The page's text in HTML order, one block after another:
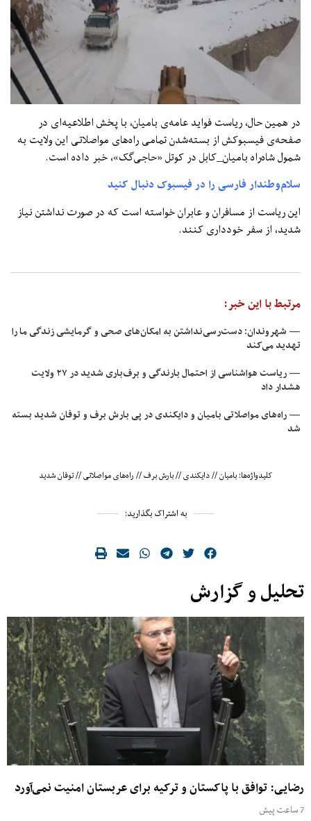
در همین حال، ریاست فواید عامه‌ی بامیان، با پخش اطلاعیه‌ای در
صفحه‌ی فیسبوکش از بسته‌شدن تمامی راه‌های مواصلاتی این ولایت به
شمول شاه‌راه بامیان_کابل در کوتل «حاجی‌گک»، خبر داده است.
سلام‌وطندار فارسی را در فیسبوک دنبال کنید
این ریاست از مسافران و عابران خواسته است که در صورت نداشتن نیاز
شدید، از سفر خودداری کنند.
مرتبط با این خبر:
— شهروندان: دست‌رسی‌نداشتن به امکان‌های صحی و گرمایشی زندگی ما را
تهدید می‌کند
— ریاست هواشناسی از احتمال بارندگی و برف‌باری شدید در ۲۷ ولایت
هشدار داد
— راه‌های مواصلاتی بامیان و دایکندی در پی بارش برف و توفان شدید بسته
شد
کلیدواژه‌ها:بامیان//دایکندی//بارش برف//راه‌های مواصلاتی//توفان شدید
به اشتراک بگذارید:
تحلیل و گزارش
رضایی: توافق با پاکستان و ترکیه برای عربستان امنیت نمی‌آورد
7 ساعت پیش